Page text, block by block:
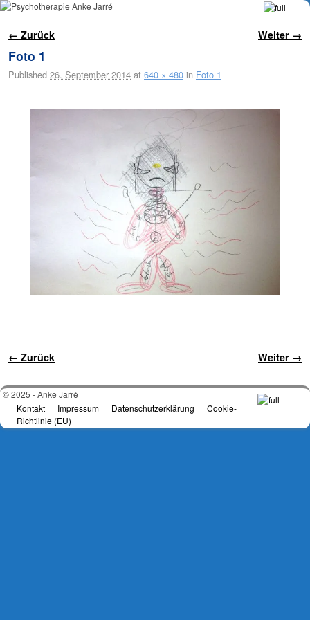
Bilder-Navigation
← Zurück Weiter →
Foto 1
Published 26. September 2014 at 640 × 480 in Foto 1
Bilder-Navigation
← Zurück Weiter →
© 2025 - Anke Jarré
Kontakt
Impressum Datenschutzerklärung
Cookie-
Richtlinie (EU)